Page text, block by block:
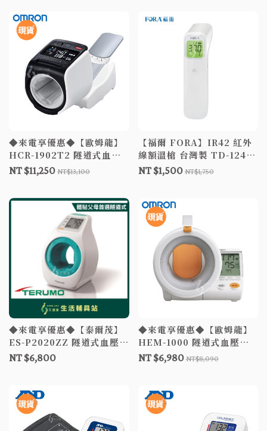
◆來電享優惠◆【歐姆龍】
HCR-1902T2 隧道式血壓
計 血壓計 電子血壓計 隧道
式 OMRON
NT $11,250 NT$13,100
【福爾 FORA】IR42 紅外
線額溫槍 台灣製 TD-1242
福爾額溫槍 額溫槍 體溫計
測量體溫 額頭槍
NT $1,500NT$1,750
◆來電享優惠◆【泰爾茂】
ES-P2020ZZ 隧道式血壓計
附變壓器 TERUMO
NT $6,800
◆來電享優惠◆【歐姆龍】
HEM-1000 隧道式血壓計
含變壓器 電子血壓計 手臂
式血壓計
NT $6,980NT$8,090